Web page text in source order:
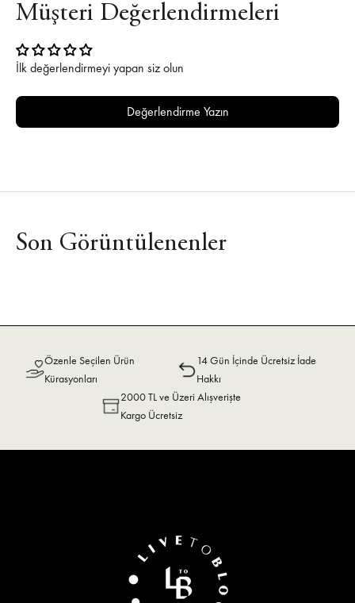
Müşteri Değerlendirmeleri
İlk değerlendirmeyi yapan siz olun
Değerlendirme Yazın
Son Görüntülenenler
Özenle Seçilen Ürün
Kürasyonları
14 Gün İçinde Ücretsiz İade
Hakkı
2000 TL ve Üzeri Alışverişte
Kargo Ücretsiz